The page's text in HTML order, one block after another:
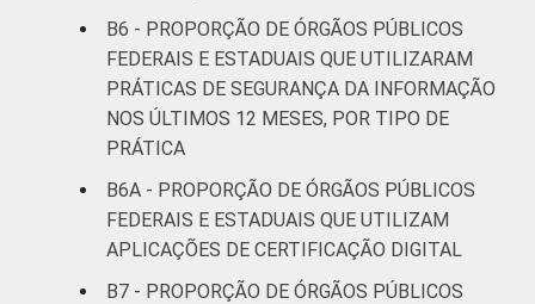
B6 - PROPORÇÃO DE ÓRGÃOS PÚBLICOS
FEDERAIS E ESTADUAIS QUE UTILIZARAM
PRÁTICAS DE SEGURANÇA DA INFORMAÇÃO
NOS ÚLTIMOS 12 MESES, POR TIPO DE
PRÁTICA
B6A - PROPORÇÃO DE ÓRGÃOS PÚBLICOS
FEDERAIS E ESTADUAIS QUE UTILIZAM
APLICAÇÕES DE CERTIFICAÇÃO DIGITAL
B7 - PROPORÇÃO DE ÓRGÃOS PÚBLICOS